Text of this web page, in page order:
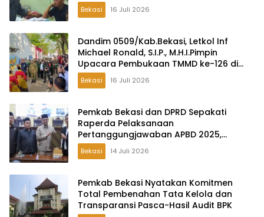
Bekasi 16 Juli 2026
Dandim 0509/Kab.Bekasi, Letkol Inf
Michael Ronald, S.I.P., M.H.I.Pimpin
Upacara Pembukaan TMMD ke-126 di
Desa Wibawamulya
Bekasi 16 Juli 2026
Pemkab Bekasi dan DPRD Sepakati
Raperda Pelaksanaan
Pertanggungjawaban APBD 2025,
Perkuat Akuntabilitas Tata Kelola
Keuangan Daerah
Bekasi 14 Juli 2026
Pemkab Bekasi Nyatakan Komitmen
Total Pembenahan Tata Kelola dan
Transparansi Pasca-Hasil Audit BPK